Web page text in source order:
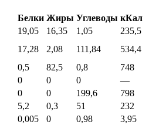
Белки Жиры Углеводы кКал
19,05 16,35 1,05
235,5
17,28 2,08 111,84
534,4
0,5 82,5 0,8
748
0 0 0
—
0 0 199,6
798
5,2 0,3 51
232
0,005 0 0,98
3,95